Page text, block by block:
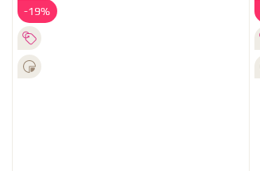
-19%